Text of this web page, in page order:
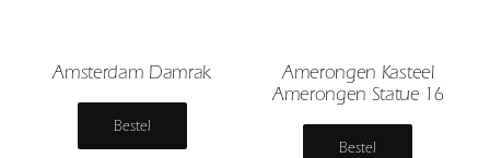
Amsterdam Damrak
Bestel
Amerongen Kasteel
Amerongen Statue 16
Bestel